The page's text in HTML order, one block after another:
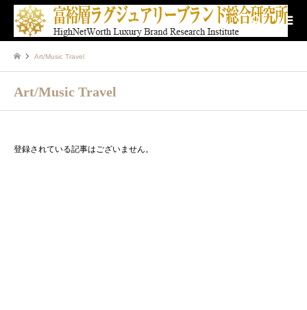
検索
Art/Music Travel
Art/Music Travel
登録されている記事はございません。